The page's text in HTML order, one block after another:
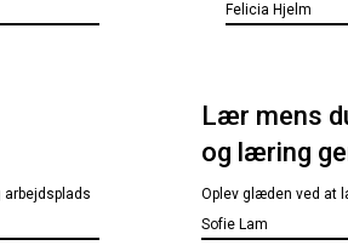
Felicia Hjelm
arbejdsplads
Lær mens
og læring
Oplev glæden ved at
Sofie Lam